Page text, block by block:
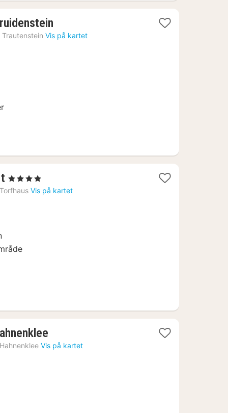
netter
Trautenstein Vis på kartet
1
natt
, 4 Stjerner
Torfhaus Vis på kartet
natt
Hahnenklee Vis på kartet